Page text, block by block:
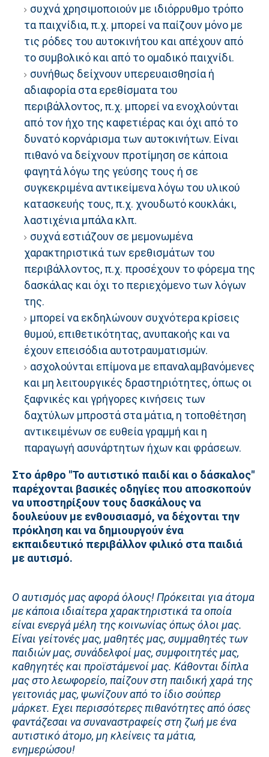
συχνά χρησιμοποιούν με ιδιόρρυθμο τρόπο
τα παιχνίδια, π.χ. μπορεί να παίζουν μόνο με
τις ρόδες του αυτοκινήτου και απέχουν από
το συμβολικό και από το ομαδικό παιχνίδι.
συνήθως δείχνουν υπερευαισθησία ή
αδιαφορία στα ερεθίσματα του
περιβάλλοντος, π.χ. μπορεί να ενοχλούνται
από τον ήχο της καφετιέρας και όχι από το
δυνατό κορνάρισμα των αυτοκινήτων. Είναι
πιθανό να δείχνουν προτίμηση σε κάποια
φαγητά λόγω της γεύσης τους ή σε
συγκεκριμένα αντικείμενα λόγω του υλικού
κατασκευής τους, π.χ. χνουδωτό κουκλάκι,
λαστιχένια μπάλα κλπ.
συχνά εστιάζουν σε μεμονωμένα
χαρακτηριστικά των ερεθισμάτων του
περιβάλλοντος, π.χ. προσέχουν το φόρεμα της
δασκάλας και όχι το περιεχόμενο των λόγων
της.
μπορεί να εκδηλώνουν συχνότερα κρίσεις
θυμού, επιθετικότητας, ανυπακοής και να
έχουν επεισόδια αυτοτραυματισμών.
ασχολούνται επίμονα με επαναλαμβανόμενες
και μη λειτουργικές δραστηριότητες, όπως οι
ξαφνικές και γρήγορες κινήσεις των
δαχτύλων μπροστά στα μάτια, η τοποθέτηση
αντικειμένων σε ευθεία γραμμή και η
παραγωγή ασυνάρτητων ήχων και φράσεων.
Στο άρθρο "Το αυτιστικό παιδί και ο δάσκαλος"
παρέχονται βασικές οδηγίες που αποσκοπούν
να υποστηρίξουν τους δασκάλους να
δουλεύουν με ενθουσιασμό, να δέχονται την
πρόκληση και να δημιουργούν ένα
εκπαιδευτικό περιβάλλον φιλικό στα παιδιά
με αυτισμό.
Ο αυτισμός μας αφορά όλους! Πρόκειται για άτομα
με κάποια ιδιαίτερα χαρακτηριστικά τα οποία
είναι ενεργά μέλη της κοινωνίας όπως όλοι μας.
Είναι γείτονές μας, μαθητές μας, συμμαθητές των
παιδιών μας, συνάδελφοί μας, συμφοιτητές μας,
καθηγητές και προϊστάμενοί μας. Κάθονται δίπλα
μας στο λεωφορείο, παίζουν στη παιδική χαρά της
γειτονιάς μας, ψωνίζουν από το ίδιο σούπερ
μάρκετ. Εχει περισσότερες πιθανότητες από όσες
φαντάζεσαι να συναναστραφείς στη ζωή με ένα
αυτιστικό άτομο, μη κλείνεις τα μάτια,
ενημερώσου!